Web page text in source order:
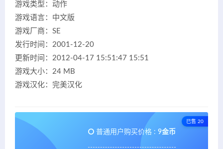
游戏类型：动作
游戏语言：中文版
游戏厂商：SE
发行时间：2001-12-20
更新时间：2012-04-17 15:51:47 15:51
游戏大小：24 MB
游戏汉化：完美汉化
已售 20
普通用户购买价格 : 9金币